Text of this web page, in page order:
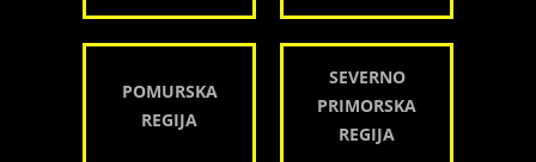
POMURSKA
REGIJA
SEVERNO
PRIMORSKA
REGIJA